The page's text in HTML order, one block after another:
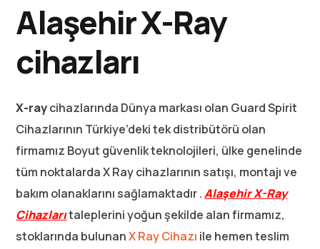
Alaşehir X-Ray
cihazları
X-raycihazlarında Dünya markası olan Guard Spirit
Cihazlarının Türkiye’deki tek distribütörü olan
firmamız Boyut güvenlik teknolojileri, ülke genelinde
tüm noktalarda X Ray cihazlarının satışı, montajı ve
bakım olanaklarını sağlamaktadır .Alaşehir X-Ray
Cihazlarıtaleplerini yoğun şekilde alan firmamız,
stoklarında bulunanX Ray Cihazı ile hemen teslim